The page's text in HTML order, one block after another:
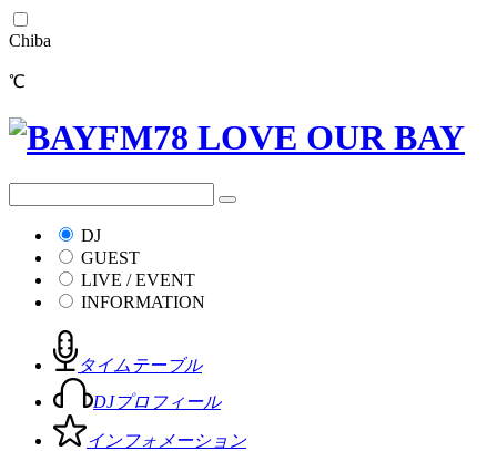
Chiba
℃
DJ
GUEST
LIVE / EVENT
INFORMATION
タイムテーブル
DJプロフィール
インフォメーション